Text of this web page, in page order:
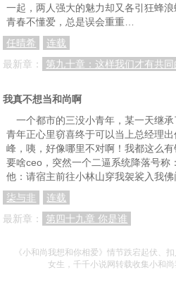
一起，两人强大的魅力却又各引狂蜂
青春不懂爱，总是误会重重…
任晴希
连载
最新章：
第九十章：这样我们才有共同
我真不想当和尚啊
一个都市的三没小青年，某一天继
青年正心里窃喜终于可以当上总经理
峰，咦，好像哪里不对啊！我都这么
要啥ceo，突然一个二逼系统降落号称
他：请宿主前往小林山穿我袈裟入我
柒与非
连载
最新章：
第四十九章 你是谁
《小和尚我想和你相爱》情节跌宕起伏、
女生，千千小说网转载收集小和尚